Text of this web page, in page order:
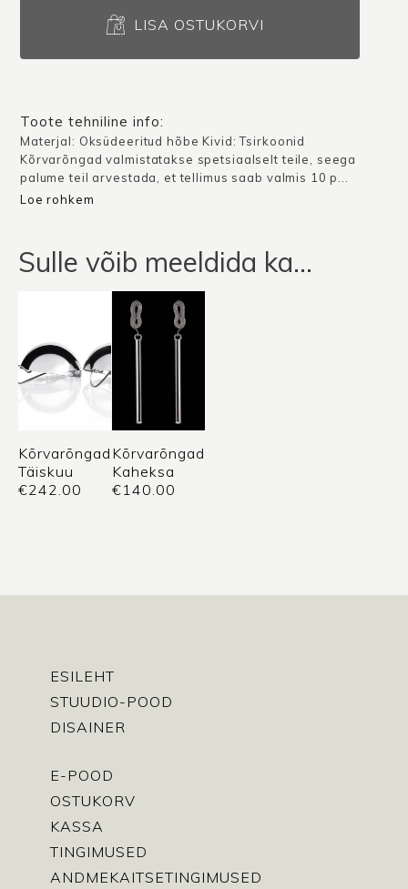
LISA OSTUKORVI
Toote tehniline info:
Materjal: Oksüdeeritud hõbe Kivid: Tsirkoonid
Kõrvarõngad valmistatakse spetsiaalselt teile, seega
palume teil arvestada, et tellimus saab valmis 10 p...
Loe rohkem
Sulle võib meeldida ka…
Kõrvarõngad
Täiskuu
€242.00
Kõrvarõngad
Kaheksa
€140.00
ESILEHT
STUUDIO-POOD
DISAINER
E-POOD
OSTUKORV
KASSA
TINGIMUSED
ANDMEKAITSETINGIMUSED